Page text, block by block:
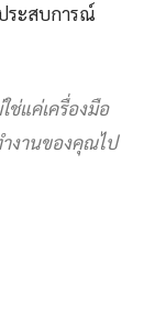
ระสบการณ์
ช่แค่เครื่องมือ
งานของคุณไป